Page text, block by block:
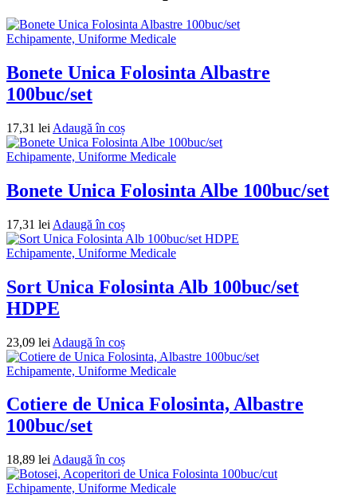
Echipamente, Uniforme Medicale
Bonete Unica Folosinta Albastre
100buc/set
17,31 lei Adaugă în coș
Echipamente, Uniforme Medicale
Bonete Unica Folosinta Albe 100buc/set
17,31 lei Adaugă în coș
Echipamente, Uniforme Medicale
Sort Unica Folosinta Alb 100buc/set
HDPE
23,09 lei Adaugă în coș
Echipamente, Uniforme Medicale
Cotiere de Unica Folosinta, Albastre
100buc/set
18,89 lei Adaugă în coș
Echipamente, Uniforme Medicale